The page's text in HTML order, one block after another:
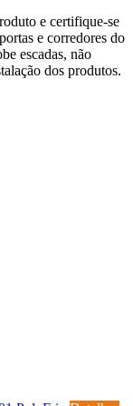
e certifique-se
e corredores do
escadas, não
dos produtos.